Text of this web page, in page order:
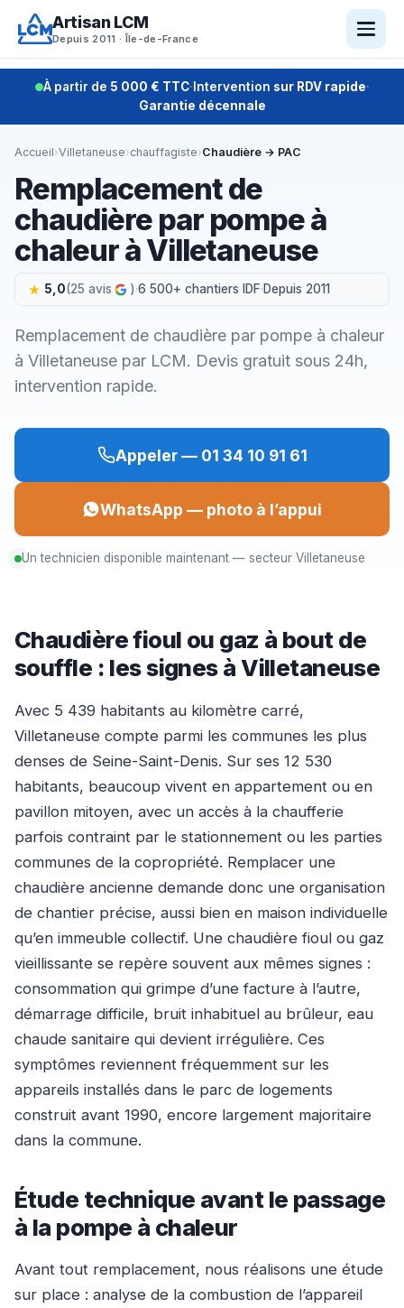
contenu
Artisan LCM
Depuis 2011 · Île-de-France
À partir de 5 000 € TTC· Intervention sur RDV rapide·
Garantie décennale
Accueil›Villetaneuse›chauffagiste›Chaudière → PAC
Remplacement de
chaudière par pompe à
chaleur à Villetaneuse
5,0(25 avis )·6 500+ chantiers IDF·Depuis 2011
Remplacement de chaudière par pompe à chaleur
à Villetaneuse par LCM. Devis gratuit sous 24h,
intervention rapide.
Appeler — 01 34 10 91 61
WhatsApp — photo à l’appui
Un technicien disponible maintenant — secteur Villetaneuse
Chaudière fioul ou gaz à bout de
souffle : les signes à Villetaneuse
Avec 5 439 habitants au kilomètre carré,
Villetaneuse compte parmi les communes les plus
denses de Seine-Saint-Denis. Sur ses 12 530
habitants, beaucoup vivent en appartement ou en
pavillon mitoyen, avec un accès à la chaufferie
parfois contraint par le stationnement ou les parties
communes de la copropriété. Remplacer une
chaudière ancienne demande donc une organisation
de chantier précise, aussi bien en maison individuelle
qu’en immeuble collectif. Une chaudière fioul ou gaz
vieillissante se repère souvent aux mêmes signes :
consommation qui grimpe d’une facture à l’autre,
démarrage difficile, bruit inhabituel au brûleur, eau
chaude sanitaire qui devient irrégulière. Ces
symptômes reviennent fréquemment sur les
appareils installés dans le parc de logements
construit avant 1990, encore largement majoritaire
dans la commune.
Étude technique avant le passage
à la pompe à chaleur
Avant tout remplacement, nous réalisons une étude
sur place : analyse de la combustion de l’appareil